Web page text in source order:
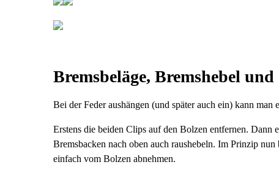
Bremsbeläge, Bremshebel
Bei der Feder aushängen (und später auch ein) kann
Erstens die beiden Clips auf den Bolzen entfernen. Dann
Bremsbacken nach oben auch raushebeln. Im Prinzip
einfach vom Bolzen abnehmen.